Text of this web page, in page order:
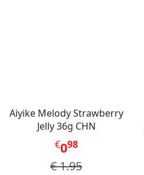
Aiyike Melody Strawberry
Jelly 36g CHN
€098
€1.95